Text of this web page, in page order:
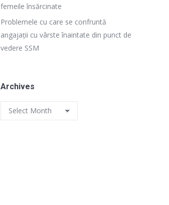
femeile însărcinate
Problemele cu care se confruntă
angajații cu vârste înaintate din punct de
vedere SSM
Archives
Archives